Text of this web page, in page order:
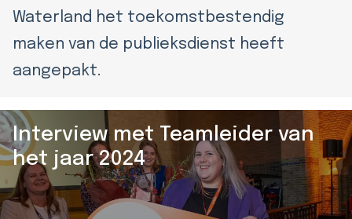
Waterland het toekomstbestendig
maken van de publieksdienst heeft
aangepakt.
Interview met Teamleider van
het jaar 2024